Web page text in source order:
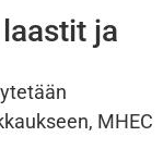
ja
MHEC